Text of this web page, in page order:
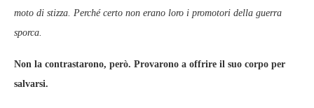
moto di stizza. Perché certo non erano loro i promotori della guerra
sporca.
Non la contrastarono, però. Provarono a offrire il suo corpo per
salvarsi.